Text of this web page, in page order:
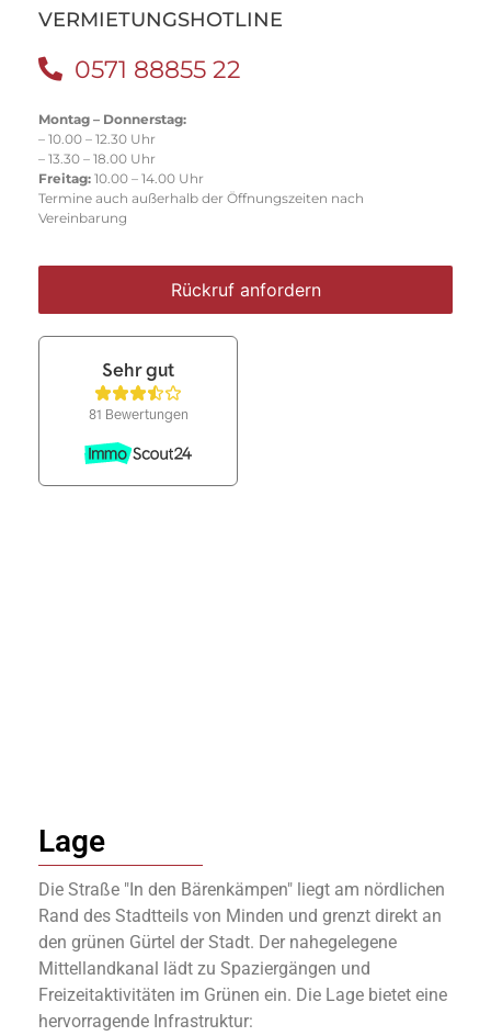
VERMIETUNGSHOTLINE
0571 88855 22
Montag – Donnerstag:
– 10.00 – 12.30 Uhr
– 13.30 – 18.00 Uhr
Freitag: 10.00 – 14.00 Uhr
Termine auch außerhalb der Öffnungszeiten nach
Vereinbarung
Rückruf anfordern
Lage
Die Straße "In den Bärenkämpen" liegt am nördlichen
Rand des Stadtteils von Minden und grenzt direkt an
den grünen Gürtel der Stadt. Der nahegelegene
Mittellandkanal lädt zu Spaziergängen und
Freizeitaktivitäten im Grünen ein. Die Lage bietet eine
hervorragende Infrastruktur: